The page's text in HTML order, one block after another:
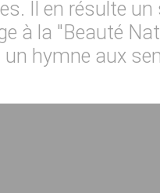
Il en résulte
à la "Beauté
un hymne aux